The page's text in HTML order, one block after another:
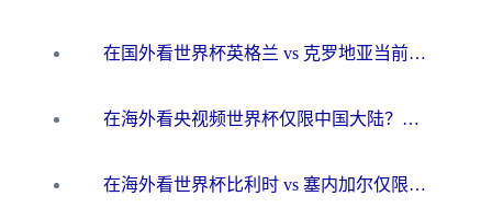
在国外看世界杯英格兰 vs 克罗地亚当前地区不可播放？这篇指南帮你搞定所有海外观赛难题
在海外看央视频世界杯仅限中国大陆？这篇指南帮你解锁中文解说+无卡顿直播
在海外看世界杯比利时 vs 塞内加尔仅限中国大陆？我找到了最流畅的中文解说之路